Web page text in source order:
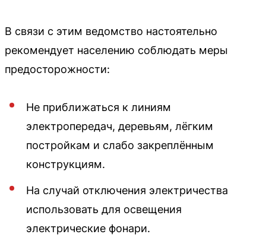
В связи с этим ведомство настоятельно
рекомендует населению соблюдать меры
предосторожности:
Не приближаться к линиям
электропередач, деревьям, лёгким
постройкам и слабо закреплённым
конструкциям.
На случай отключения электричества
использовать для освещения
электрические фонари.